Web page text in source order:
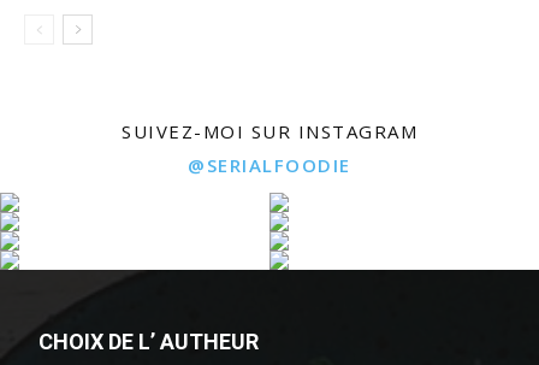
SUIVEZ-MOI SUR INSTAGRAM
@SERIALFOODIE
CHOIX DE L’ AUTHEUR